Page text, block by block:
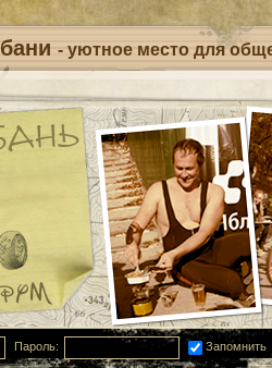
- уютное место для
Пароль: Запомнить